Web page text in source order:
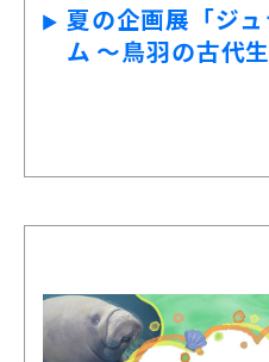
夏の企画展「ジ
ム ～鳥羽の古代